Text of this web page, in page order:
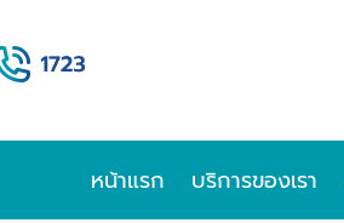
หน้าแรก บริการของเรา